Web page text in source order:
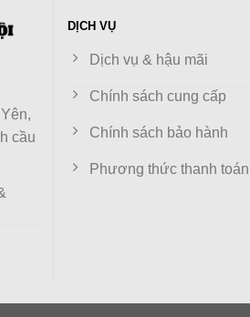
cầu
DỊCH VỤ
Dịch vụ & hậu mãi
Chính sách cung cấp
Chính sách bảo hành
Phương thức thanh toán